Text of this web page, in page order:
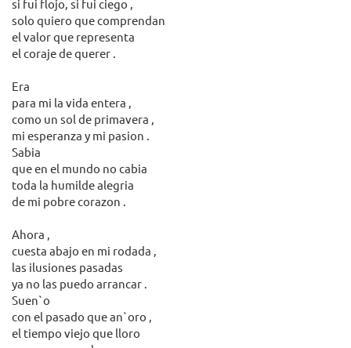
si fui flojo, si fui ciego ,
solo quiero que comprendan
el valor que representa
el coraje de querer .
Era
para mi la vida entera ,
como un sol de primavera ,
mi esperanza y mi pasion .
Sabia
que en el mundo no cabia
toda la humilde alegria
de mi pobre corazon .
Ahora ,
cuesta abajo en mi rodada ,
las ilusiones pasadas
ya no las puedo arrancar .
Suen`o
con el pasado que an`oro ,
el tiempo viejo que lloro